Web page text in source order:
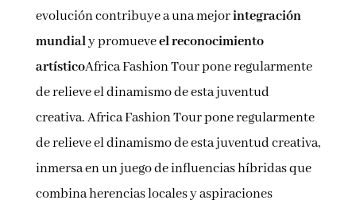
evolución contribuye a una mejorintegración
mundialy promueveel reconocimiento
artísticoAfrica Fashion Tour pone regularmente
de relieve el dinamismo de esta juventud
creativa. Africa Fashion Tour pone regularmente
de relieve el dinamismo de esta juventud creativa,
inmersa en un juego de influencias híbridas que
combina herencias locales y aspiraciones